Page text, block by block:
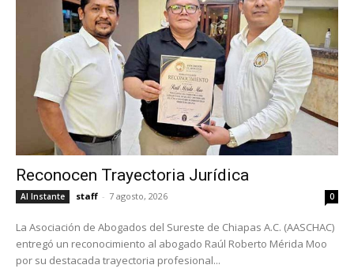
Reconocen Trayectoria Jurídica
Al Instante staff - 7 agosto, 2026 0
La Asociación de Abogados del Sureste de Chiapas A.C. (AASCHAC)
entregó un reconocimiento al abogado Raúl Roberto Mérida Moo
por su destacada trayectoria profesional...